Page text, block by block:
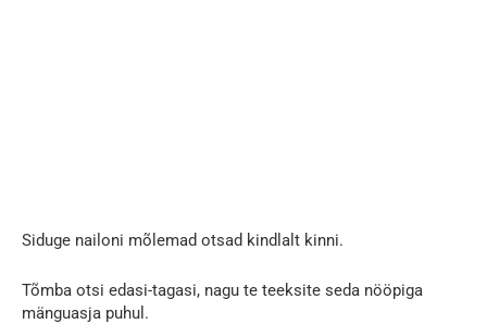
Siduge nailoni mõlemad otsad kindlalt kinni.
Tõmba otsi edasi-tagasi, nagu te teeksite seda nööpiga
mänguasja puhul.